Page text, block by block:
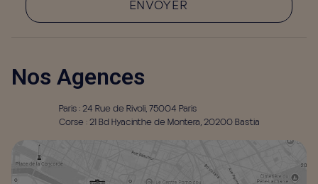
ENVOYER
Nos Agences
Paris : 24 Rue de Rivoli, 75004 Paris
Corse : 21 Bd Hyacinthe de Montera, 20200 Bastia